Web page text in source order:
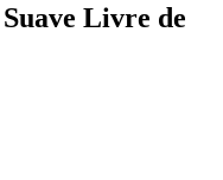
Livre de